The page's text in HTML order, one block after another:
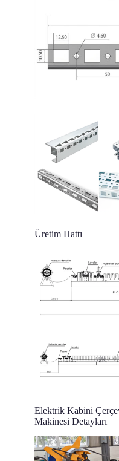
Üretim Hattı
Elektrik Kabini
Makinesi Detayları